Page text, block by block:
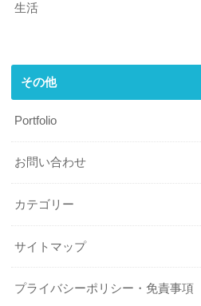
生活
その他
Portfolio
お問い合わせ
カテゴリー
サイトマップ
プライバシーポリシー・免責事項